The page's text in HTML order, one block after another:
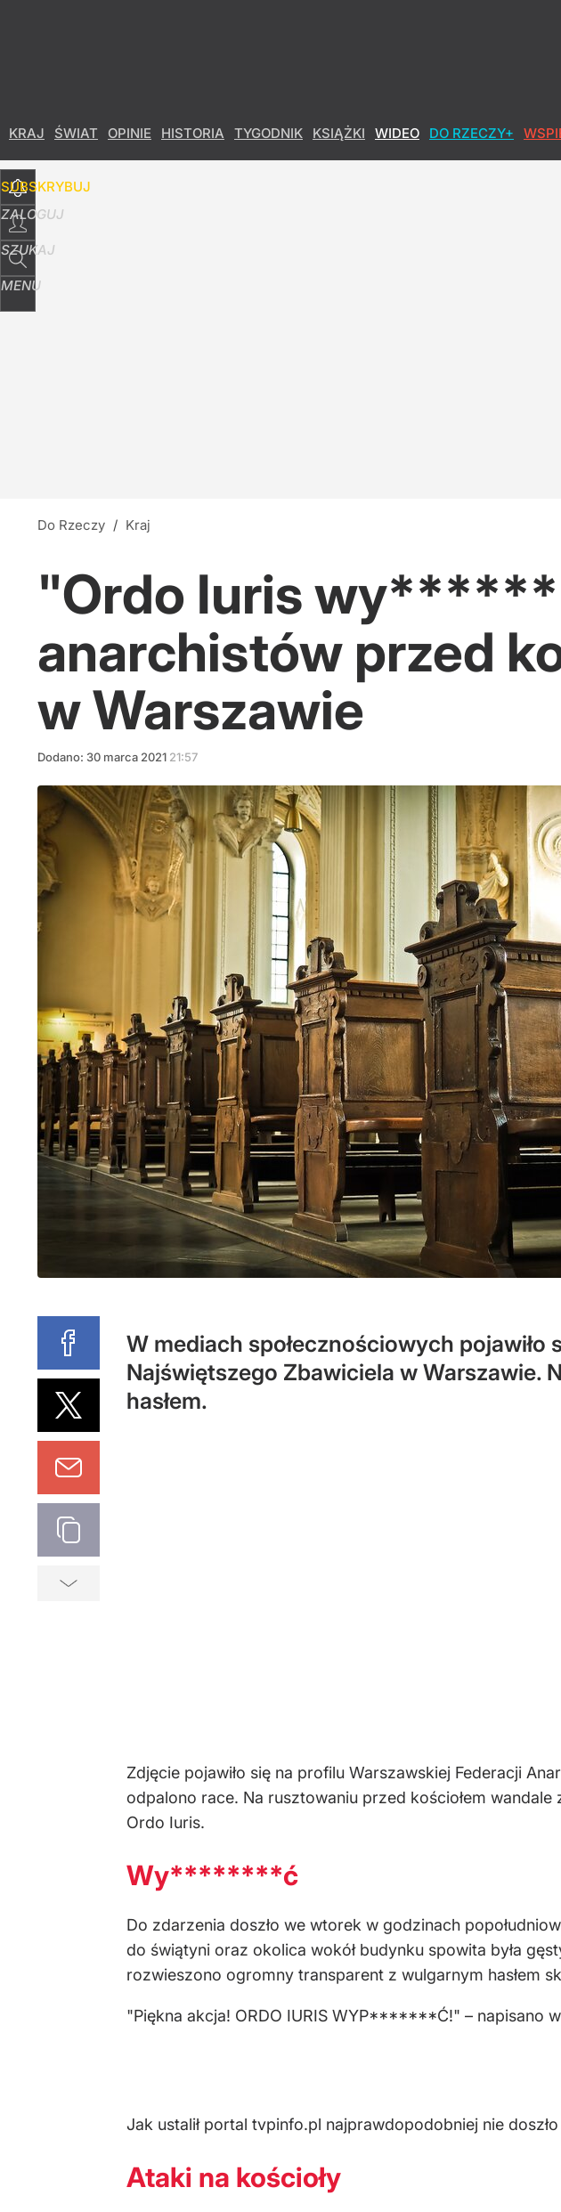
KRAJ ŚWIAT OPINIE HISTORIA TYGODNIK KSIĄŻKI WIDEO DO RZECZY+
SUBSKRYBUJ
ZALOGUJ
SZUKAJ
MENU
Do Rzeczy / Kraj
"Ordo Iuris
anarchistów przed
w Warszawie
Dodano: 30 marca 2021 21:57
W mediach społecznościowych
Najświętszego Zbawiciela w Warszawie.
hasłem.
Zdjęcie pojawiło się na profilu Warszawskiej Federacji
odpalono race. Na rusztowaniu przed kościołem
Ordo Iuris.
Wy********ć
Do zdarzenia doszło we wtorek w godzinach
do świątyni oraz okolica wokół budynku spowita była
rozwieszono ogromny transparent z wulgarnym hasłem
"Piękna akcja! ORDO IURIS WYP*******Ć!" – napisano
Jak ustalił portal tvpinfo.pl najprawdopodobniej nie
Ataki na kościoły